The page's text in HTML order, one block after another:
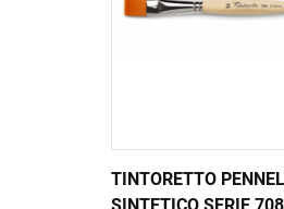
TINTORETTO
SINTETICO SERIE 708